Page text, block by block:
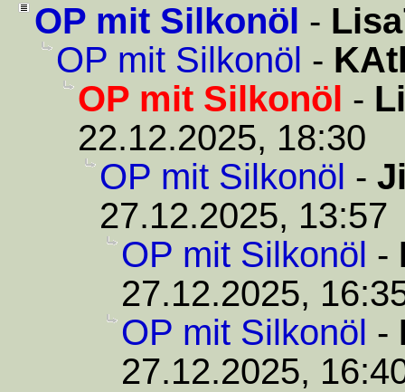
OP mit Silkonöl -
OP mit Silkonöl -
OP mit Silkonöl -
22.12.2025, 18:30
OP mit Silkonöl -
27.12.2025, 13:57
OP mit Silkonöl -
27.12.2025,
OP mit Silkonöl -
27.12.2025,